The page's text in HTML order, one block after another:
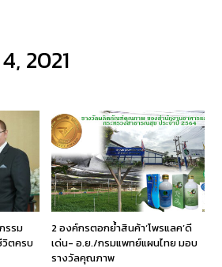
2021
รรม
วิตครบ
2 องค์กรตอกย้ำสินค้า‘โพรแลค’ดี
เด่น- อ.ย./กรมแพทย์แผนไทย มอบ
รางวัลคุณภาพ